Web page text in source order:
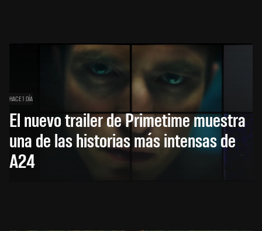
HACE 1 DÍA
El nuevo trailer de Primetime muestra
una de las historias más intensas de
A24